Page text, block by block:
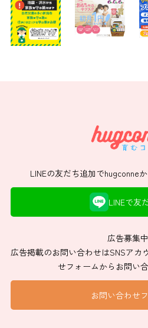
LINEの友だち追加でhugconne
LINEで友
広告募集中
広告掲載のお問い合わせはSNSアカ
せフォームからお問い
お問い合わせ